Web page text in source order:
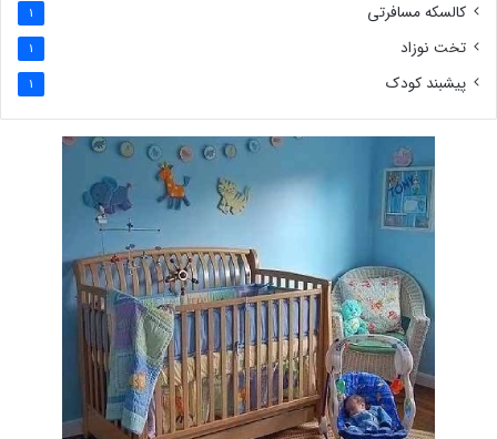
کالسکه مسافرتی 1
تخت نوزاد 1
پیشبند کودک 1